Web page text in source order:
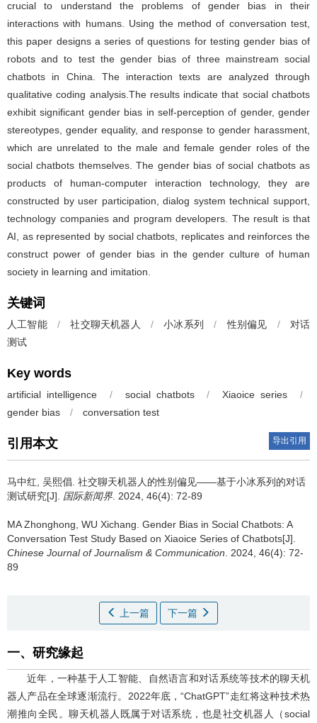
crucial to understand the problems of gender bias in their
interactions with humans. Using the method of conversation test,
this paper designs a series of questions for testing gender bias of
robots and to test the gender bias of three mainstream social
chatbots in China. The interaction texts are analyzed through
qualitative coding analysis.The results indicate that social chatbots
exhibit significant gender bias in self-perception of gender, gender
stereotypes, gender equality, and response to gender harassment,
which are unrelated to the male and female gender roles of the
social chatbots themselves. The gender bias of social chatbots as
products of human-computer interaction technology, they are
constructed by user participation, dialog system technical support,
technology companies and program developers. The result is that
AI, as represented by social chatbots, replicates and reinforces the
construct power of gender bias in the gender culture of human
society in learning and imitation.
关键词
人工智能 / 社交聊天机器人 / 小冰系列 / 性别偏见 /
对话
测试
Key words
artificial intelligence / social chatbots / Xiaoice series
/
gender bias
/ conversation test
引用本文 导出引用
马中红 吴熙倡 社交聊天机器人的性别偏见——基于小冰系列的对话
测试研究[J]. 国际新闻界 . 2024, 46(4): 72-89
MA Zhonghong WU Xichang Gender Bias in Social Chatbots: A
Conversation Test Study Based on Xiaoice Series of Chatbots[J].
Chinese Journal of Journalism & Communication . 2024, 46(4): 72-
89
上一篇 下一篇
一、研究缘起
近年，一种基于人工智能、自然语言和对话系统等技术的聊天机
器人产品在全球逐渐流行。2022年底，“ChatGPT”走红将这种技术热
潮推向全民。聊天机器人既属于对话系统，也是社交机器人（social